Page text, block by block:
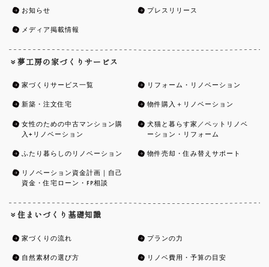
プレスリリース
メディア掲載情報
夢工房の家づくりサービス
家づくりサービス一覧
新築・注文住宅 物件購入＋リノベーション
入+リノベーション
犬猫と暮らす家／ペットリノベ
ーション・リフォーム
リノベーション資金計画｜自己
資金・住宅ローン・FP相談
住まいづくり基礎知識
家づくりの流れ プランの力
自然素材の選び方 リノベ費用・予算の目安